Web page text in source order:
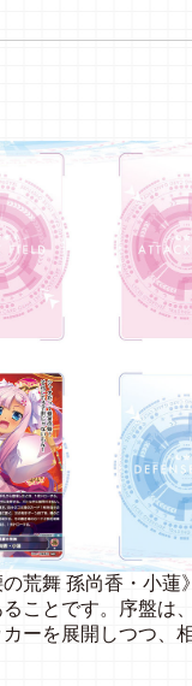
荒舞 孫尚香・小
ことです。序盤は
ーを展開しつつ、